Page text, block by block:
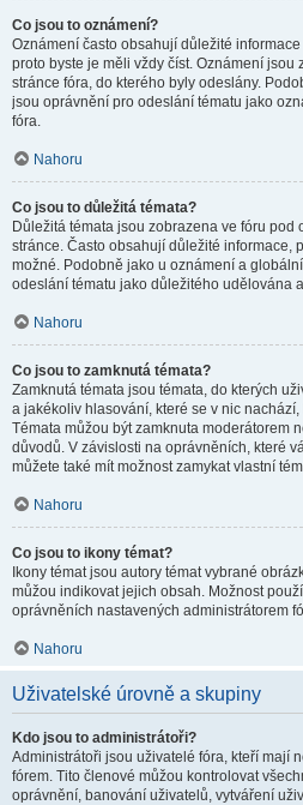
Co jsou to oznámení?
Oznámení často obsahují důležité
proto byste je měli vždy číst. Oznámení jsou
stránce fóra, do kterého byly odeslány.
jsou oprávnění pro odeslání tématu jako
fóra.
Nahoru
Co jsou to důležitá témata?
Důležitá témata jsou zobrazena ve fóru
stránce. Často obsahují důležité informace,
možné. Podobně jako u oznámení a
odeslání tématu jako důležitého udělována
Nahoru
Co jsou to zamknutá témata?
Zamknutá témata jsou témata, do kterých
a jakékoliv hlasování, které se v nic
Témata můžou být zamknuta moderátorem
důvodů. V závislosti na oprávněních, které
můžete také mít možnost zamykat vlastní
Nahoru
Co jsou to ikony témat?
Ikony témat jsou autory témat vybrané
můžou indikovat jejich obsah. Možnost
oprávněních nastavených administrátorem
Nahoru
Uživatelské úrovně a skupiny
Kdo jsou to administrátoři?
Administrátoři jsou uživatelé fóra, kteří mají
fórem. Tito členové můžou kontrolovat
oprávnění, banování uživatelů, vytváření